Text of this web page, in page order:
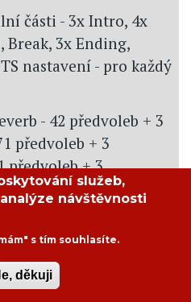
části - 3x Intro, 4x
3x Ending,
nastavení - pro každý
- 42 předvoleb + 3
předvoleb + 3
předvoleb + 3
- 128 předvoleb + 10
- 5 předvoleb, Part
Left, Multi Pad,
instalace rozšiřujících
služeb,
návštěvnosti
s tím souhlasíte.
děkuji